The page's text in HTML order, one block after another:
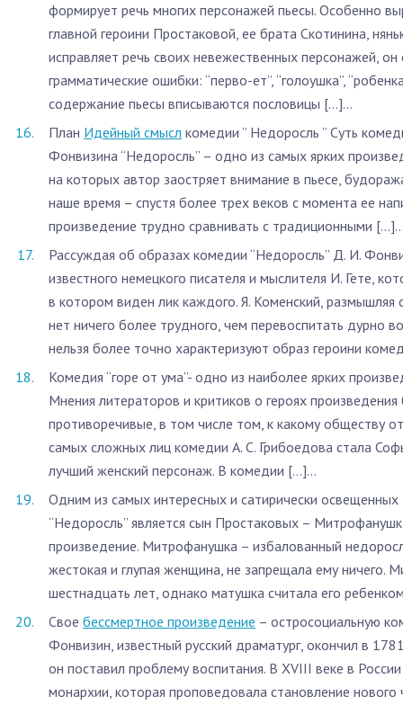
формирует речь многих персонажей пьесы. Особенно
главной героини Простаковой, ее брата Скотинина,
исправляет речь своих невежественных персонажей,
грамматические ошибки: “перво-ет”, “голоушка”,
содержание пьесы вписываются пословицы […]...
План Идейный смысл комедии ” Недоросль ” Суть
Фонвизина “Недоросль” – одно из самых ярких
на которых автор заостряет внимание в пьесе,
наше время – спустя более трех веков с момента ее
произведение трудно сравнивать с традиционными
Рассуждая об образах комедии “Недоросль” Д. И.
известного немецкого писателя и мыслителя И. Гете,
в котором виден лик каждого. Я. Коменский,
нет ничего более трудного, чем перевоспитать дурно
нельзя более точно характеризуют образ героини
Комедия “горе от ума”- одно из наиболее ярких
Мнения литераторов и критиков о героях
противоречивые, в том числе том, к какому обществу
самых сложных лиц комедии А. С. Грибоедова стала
лучший женский персонаж. В комедии […]...
Одним из самых интересных и сатирически
“Недоросль” является сын Простаковых –
произведение. Митрофанушка – избалованный
жестокая и глупая женщина, не запрещала ему ничего.
шестнадцать лет, однако матушка считала его
Свое бессмертное произведение – остросоциальную
Фонвизин, известный русский драматург, окончил в
он поставил проблему воспитания. В XVIII веке в
монархии, которая проповедовала становление нового